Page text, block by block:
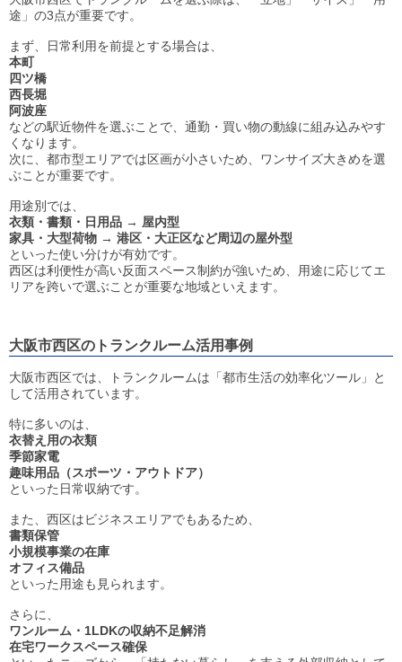
途」の3点が重要です。
まず、日常利用を前提とする場合は、
本町
四ツ橋
西長堀
阿波座
などの駅近物件を選ぶことで、通勤・買い物の動線に組み込みやす
くなります。
次に、都市型エリアでは区画が小さいため、ワンサイズ大きめを選
ぶことが重要です。
用途別では、
衣類・書類・日用品 → 屋内型
家具・大型荷物 → 港区・大正区など周辺の屋外型
といった使い分けが有効です。
西区は利便性が高い反面スペース制約が強いため、用途に応じてエ
リアを跨いで選ぶことが重要な地域といえます。
大阪市西区のトランクルーム活用事例
大阪市西区では、トランクルームは「都市生活の効率化ツール」と
して活用されています。
特に多いのは、
衣替え用の衣類
季節家電
趣味用品（スポーツ・アウトドア）
といった日常収納です。
また、西区はビジネスエリアでもあるため、
書類保管
小規模事業の在庫
オフィス備品
といった用途も見られます。
さらに、
ワンルーム・1LDKの収納不足解消
在宅ワークスペース確保